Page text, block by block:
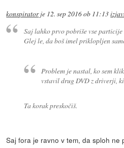
konspiratorje 12. sep 2016 ob 11:13
Saj lahko prvo pobriše vse
Glej le, da boš imel priklopljen
Problem je nastal, ko sem
vstavil drug DVD z driverji,
Ta korak preskočiš.
Saj fora je ravno v tem, da sploh ne